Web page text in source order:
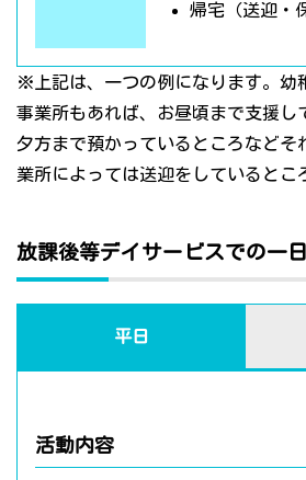
帰宅（送迎・
※上記は、一つの例になります。幼
事業所もあれば、お昼頃まで支援し
夕方まで預かっているところなどそ
業所によっては送迎をしているとこ
放課後等デイサービスでの一
平日
活動内容